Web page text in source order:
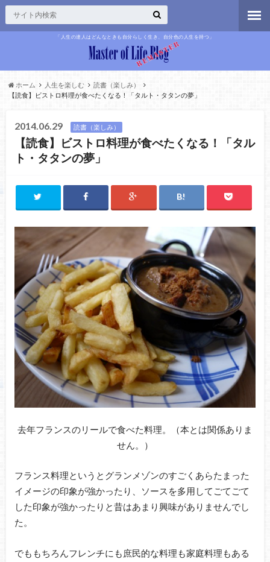
「人生の達人はどんなときも自分らしく生き、自分色の人生を持つ」
ホーム 人生を楽しむ
読書（楽しみ）
【読食】ビストロ料理が食べたくなる！「タルト・タタンの夢」
2014.06.29 読書（楽しみ）
【読食】ビストロ料理が食べたくなる！「タル
ト・タタンの夢」
去年フランスのリールで食べた料理。（本とは関係ありま
せん。）
フランス料理というとグランメゾンのすごくあらたまった
イメージの印象が強かったり、ソースを多用してごてごて
した印象が強かったりと昔はあまり興味がありませんでし
た。
でももちろんフレンチにも庶民的な料理も家庭料理もある